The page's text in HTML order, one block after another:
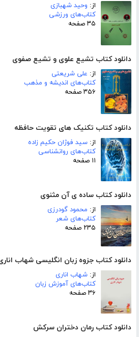
از: وحید شهبازی
کتاب‌های ورزشی
۳۵ صفحه
دانلود کتاب تشیع علوی و تشیع صفوی
از: علی شریعتی
کتاب‌های اندیشه و مذهب
۳۵۶ صفحه
دانلود کتاب تکنیک های تقویت حافظه
از: سید فوژان حکیم زاده
کتاب‌های روانشناسی
۱۱ صفحه
دانلود کتاب ساده ی آن مثنوی
از: محمود گودرزی
کتاب‌های شعر
۲۳۵ صفحه
دانلود کتاب جزوه زبان انگلیسی شهاب
از: شهاب اناری
کتاب‌های آموزش زبان
۳۶ صفحه
دانلود کتاب رمان دختران سرکش